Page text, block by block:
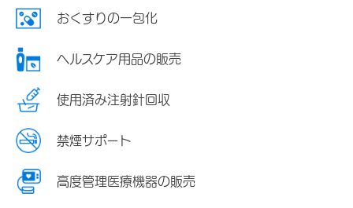
おくすりの一包化
ヘルスケア用品の販売
使用済み注射針回収
禁煙サポート
高度管理医療機器の販売